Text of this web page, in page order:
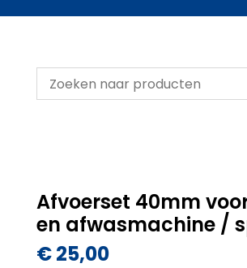
Afvoerset 40mm
en afwasmachine /
€25,00